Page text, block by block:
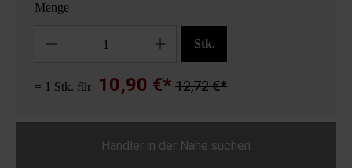
Menge
Stk.
= 1 Stk. für 10,90 €* 12,72 €*
Händler in der Nähe suchen